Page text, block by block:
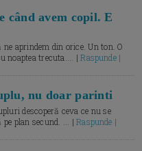
când avem copil. E
aprindem din orice. Un ton. O
noaptea trecuta.... |Raspunde |
nu doar parinti
descoperă ceva ce nu se
pe plan secund. ... |Raspunde |